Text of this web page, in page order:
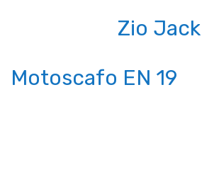
Zio Jack
Motoscafo EN 19